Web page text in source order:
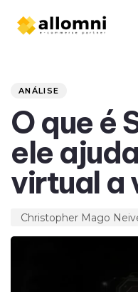
ANÁLISE
O que é
ele
virtual a
Christopher Mago